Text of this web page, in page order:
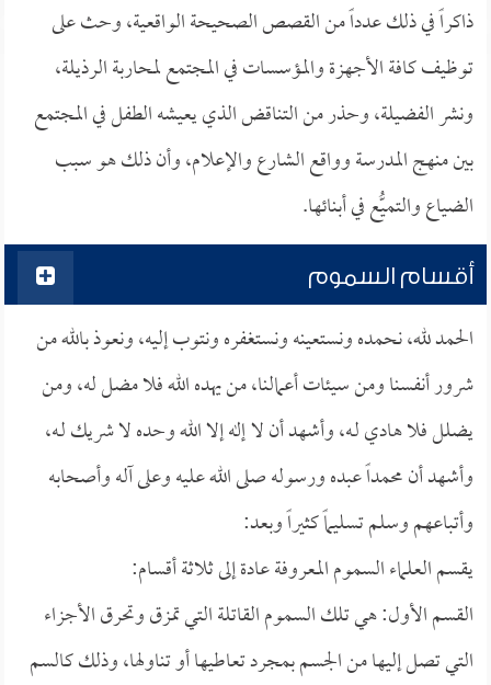
ذاكراً في ذلك عدداً من القصص الصحيحة الواقعية، وحث على
توظيف كافة الأجهزة والمؤسسات في المجتمع لمحاربة الرذيلة،
ونشر الفضيلة، وحذر من التناقض الذي يعيشه الطفل في المجتمع
بين منهج المدرسة وواقع الشارع والإعلام، وأن ذلك هو سبب
الضياع والتميُّع في أبنائها.
أقسام السموم
الحمد لله، نحمده ونستعينه ونستغفره ونتوب إليه، ونعوذ بالله من
شرور أنفسنا ومن سيئات أعمالنا، من يهده الله فلا مضل له، ومن
يضلل فلا هادي لـه، وأشهد أن لا إله إلا الله وحده لا شريك لـه،
وأشهد أن محمداً عبده ورسوله صلى الله عليه وعلى آله وأصحابه
وأتباعهم وسلم تسليماً كثيراً وبعد:
يقسم العلماء السموم المعروفة عادة إلى ثلاثة أقسام:
القسم الأول: هي تلك السموم القاتلة التي تمزق وتحرق الأجزاء
التي تصل إليها من الجسم بمجرد تعاطيها أو تناولها، وذلك كالسم